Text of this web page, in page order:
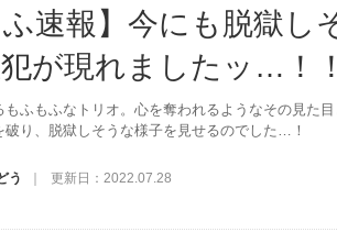
ふ速報】今にも脱獄
が現れましたッ…！！
ふもふなトリオ。心を奪われるようなその見た
破り、脱獄しそうな様子を見せるのでした…！
う 更新日： 2022.07.28